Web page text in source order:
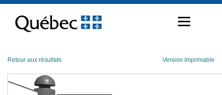
contenu
Retour aux résultats Version imprimable